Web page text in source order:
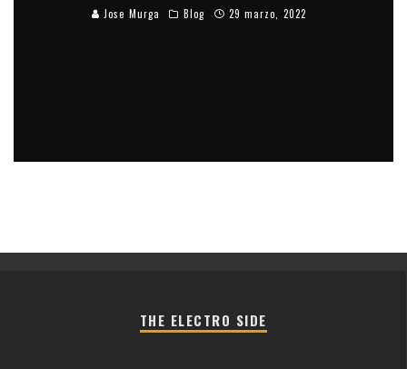
Jose Murga Blog 29 marzo, 2022
THE ELECTRO SIDE